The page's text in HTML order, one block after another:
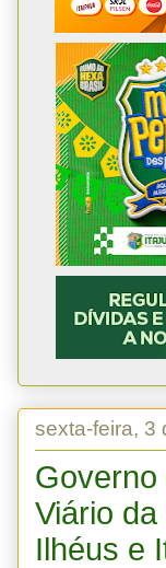
sexta-feira, 3
Governo
Viário
Ilhéus e